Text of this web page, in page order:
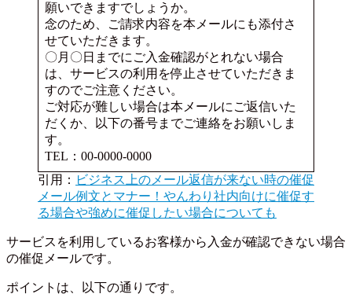
願いできますでしょうか。
念のため、ご請求内容を本メールにも添付さ
せていただきます。
〇月〇日までにご入金確認がとれない場合
は、サービスの利用を停止させていただきま
すのでご注意ください。
ご対応が難しい場合は本メールにご返信いた
だくか、以下の番号までご連絡をお願いしま
す。
TEL：00-0000-0000
引用： ビジネス上のメール返信が来ない時の催促
メール例文とマナー！やんわり社内向けに催促す
る場合や強めに催促したい場合についても
サービスを利用しているお客様から入金が確認できない場合
の催促メールです。
ポイントは、以下の通りです。